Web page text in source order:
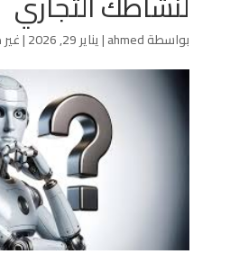
بواسطةahmed
|يناير 29, 2026 |